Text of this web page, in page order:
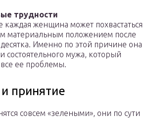
трудности
каждая женщина может похвастаться
материальным положением после
Именно по этой причине она
состоятельного мужа, который
ее проблемы.
принятие
совсем «зелеными», они по сути